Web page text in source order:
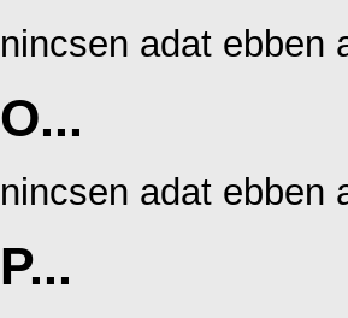
nincsen adat ebben
O...
nincsen adat ebben
P...